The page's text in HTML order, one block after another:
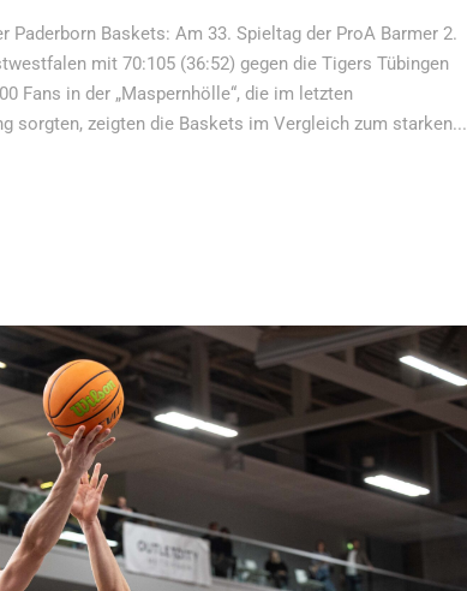
Paderborn Baskets: Am 33. Spieltag der ProA Barmer 2.
mit 70:105 (36:52) gegen die Tigers Tübingen
Fans in der „Maspernhölle“, die im letzten
sorgten, zeigten die Baskets im Vergleich zum starken...